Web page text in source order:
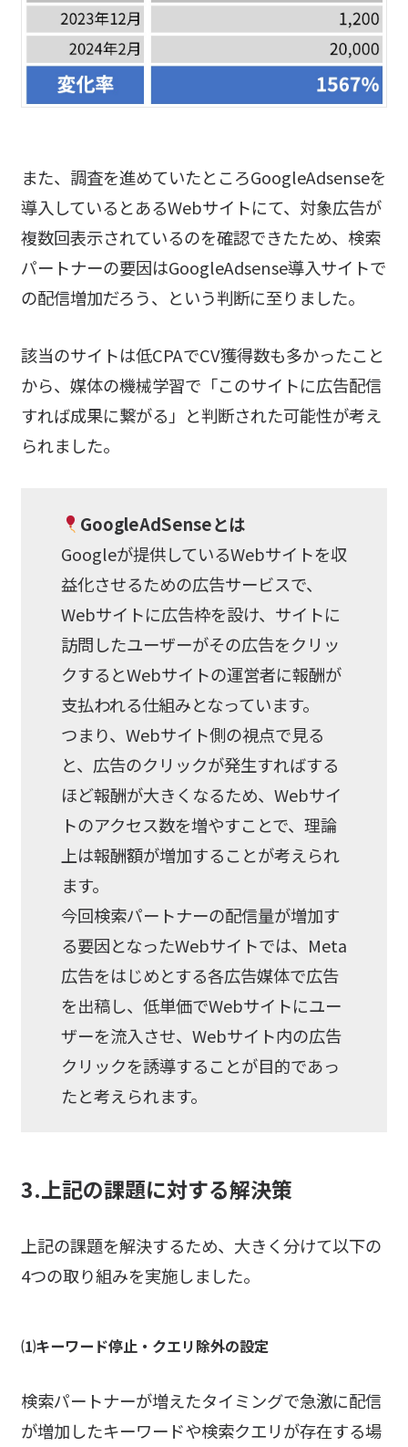
また、調査を進めていたところGoogleAdsenseを
導入しているとあるWebサイトにて、対象広告が
複数回表示されているのを確認できたため、検索
パートナーの要因はGoogleAdsense導入サイトで
の配信増加だろう、という判断に至りました。
該当のサイトは低CPAでCV獲得数も多かったこと
から、媒体の機械学習で「このサイトに広告配信
すれば成果に繋がる」と判断された可能性が考え
られました。
GoogleAdSenseとは
Googleが提供しているWebサイトを収
益化させるための広告サービスで、
Webサイトに広告枠を設け、サイトに
訪問したユーザーがその広告をクリッ
クするとWebサイトの運営者に報酬が
支払われる仕組みとなっています。
つまり、Webサイト側の視点で見る
と、広告のクリックが発生すればする
ほど報酬が大きくなるため、Webサイ
トのアクセス数を増やすことで、理論
上は報酬額が増加することが考えられ
ます。
今回検索パートナーの配信量が増加す
る要因となったWebサイトでは、Meta
広告をはじめとする各広告媒体で広告
を出稿し、低単価でWebサイトにユー
ザーを流入させ、Webサイト内の広告
クリックを誘導することが目的であっ
たと考えられます。
3.上記の課題に対する解決策
上記の課題を解決するため、大きく分けて以下の
4つの取り組みを実施しました。
⑴キーワード停止・クエリ除外の設定
検索パートナーが増えたタイミングで急激に配信
が増加したキーワードや検索クエリが存在する場